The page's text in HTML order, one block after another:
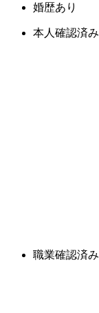
婚歴あり
本人確認済み
職業確認済み